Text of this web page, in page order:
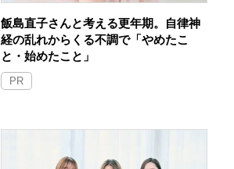
飯島直子さんと考える更年期。自律神
経の乱れからくる不調で「やめたこ
と・始めたこと」
PR